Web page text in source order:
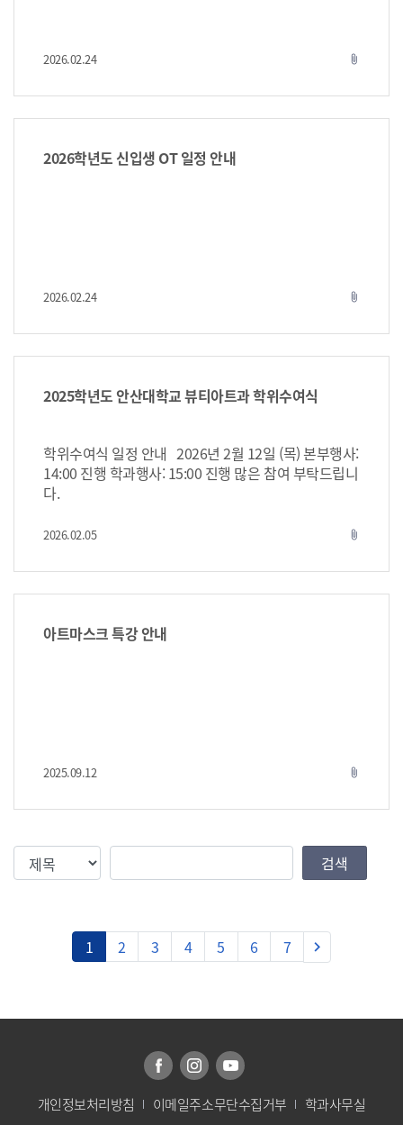
2026.02.24 attach_file
2026학년도 신입생 OT 일정 안내
2026.02.24 attach_file
2025학년도 안산대학교 뷰티아트과 학위수여식
학위수여식 일정 안내 2026년 2월 12일 (목) 본부행사:
14:00 진행 학과행사: 15:00 진행 많은 참여 부탁드립니
다.
2026.02.05 attach_file
아트마스크 특강 안내
2025.09.12 attach_file
검색조건 검색값 검색
1 2 3 4 5 6 7 keyboard_arrow_right
개인정보처리방침 이메일주소무단수집거부 학과사무실